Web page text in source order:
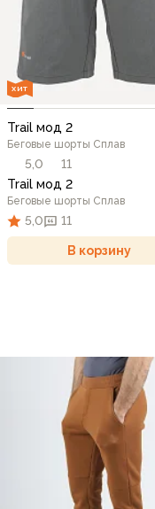
ХИТ
Trail мод 2
Беговые шорты Сплав
5,0
11
Trail мод 2
Беговые шорты Сплав
5,0 11
В корзину